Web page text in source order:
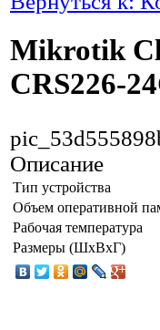
Mikrotik
CRS226-
Описание
Тип устройства
Объем оперативной
Рабочая температура
Размеры (ШxВxГ)